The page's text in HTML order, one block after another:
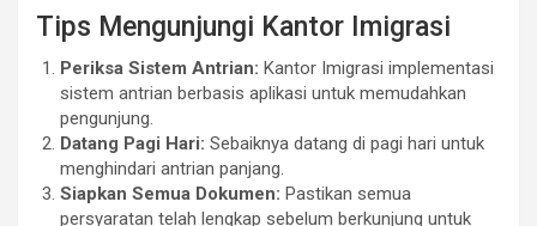
Tips Mengunjungi Kantor Imigrasi
Periksa Sistem Antrian: Kantor Imigrasi implementasi
sistem antrian berbasis aplikasi untuk memudahkan
pengunjung.
Datang Pagi Hari: Sebaiknya datang di pagi hari untuk
menghindari antrian panjang.
Siapkan Semua Dokumen: Pastikan semua
persyaratan telah lengkap sebelum berkunjung untuk